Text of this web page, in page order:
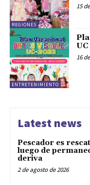
REGIONES
15
ENTRETENIMIENTO
16
Latest news
Pescador es
luego de
deriva
2 de agosto de 2026